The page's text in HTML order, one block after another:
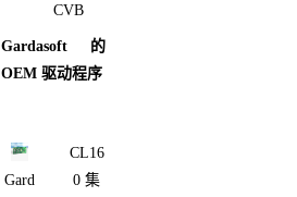
CVB
Gardasoft 的
OEM 驱动程序
Gard
CL16
0 集